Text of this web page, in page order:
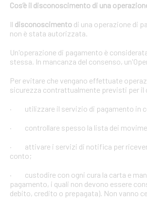
Cos’è il disconoscimento di una
Il disconoscimento di una operazione di
non è stata autorizzata.
Un'operazione di pagamento è
stessa. In mancanza del consenso,
Per evitare che vengano effettuate
sicurezza contrattualmente previsti per
· utilizzare il servizio di pagamento in
· controllare spesso la lista dei
· attivare i servizi di notifica per
conto;
· custodire con ogni cura la carta e
pagamento, i quali non devono essere
debito, credito o prepagata). Non vanno